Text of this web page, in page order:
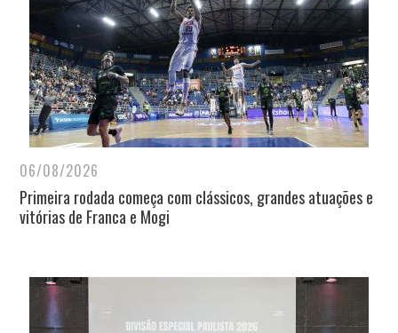
06/08/2026
Primeira rodada começa com clássicos, grandes atuações e
vitórias de Franca e Mogi